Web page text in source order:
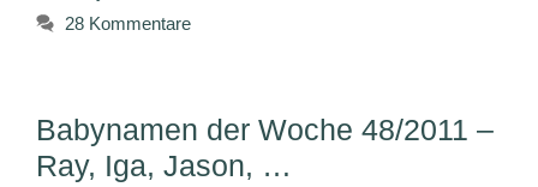
28 Kommentare
Babynamen der Woche 48/2011 –
Ray, Iga, Jason, …